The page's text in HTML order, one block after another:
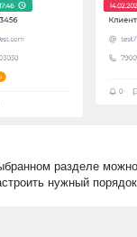
разделе
нужный